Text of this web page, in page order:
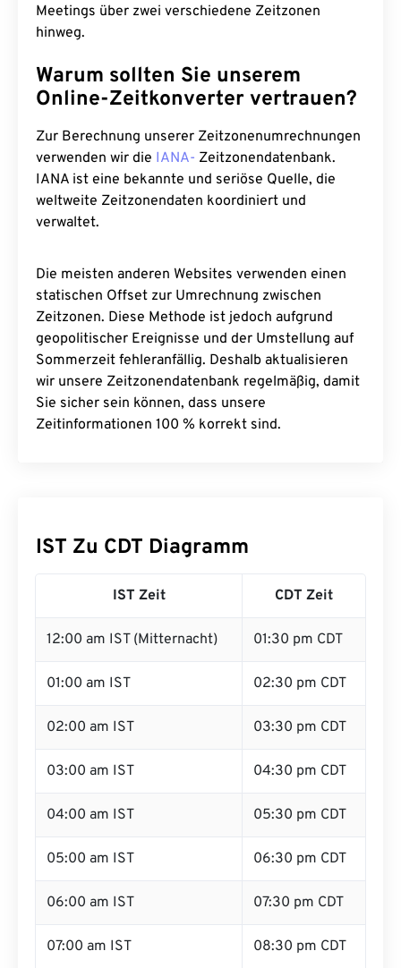
Meetings über zwei verschiedene Zeitzonen
hinweg.
Warum sollten Sie unserem
Online-Zeitkonverter vertrauen?
Zur Berechnung unserer Zeitzonenumrechnungen
verwenden wir die IANA- Zeitzonendatenbank.
IANA ist eine bekannte und seriöse Quelle, die
weltweite Zeitzonendaten koordiniert und
verwaltet.
Die meisten anderen Websites verwenden einen
statischen Offset zur Umrechnung zwischen
Zeitzonen. Diese Methode ist jedoch aufgrund
geopolitischer Ereignisse und der Umstellung auf
Sommerzeit fehleranfällig. Deshalb aktualisieren
wir unsere Zeitzonendatenbank regelmäßig, damit
Sie sicher sein können, dass unsere
Zeitinformationen 100 % korrekt sind.
IST Zu CDT Diagramm
IST Zeit CDT Zeit
12:00 am IST (Mitternacht) 01:30 pm CDT
01:00 am IST 02:30 pm CDT
02:00 am IST 03:30 pm CDT
03:00 am IST 04:30 pm CDT
04:00 am IST 05:30 pm CDT
05:00 am IST 06:30 pm CDT
06:00 am IST 07:30 pm CDT
07:00 am IST 08:30 pm CDT